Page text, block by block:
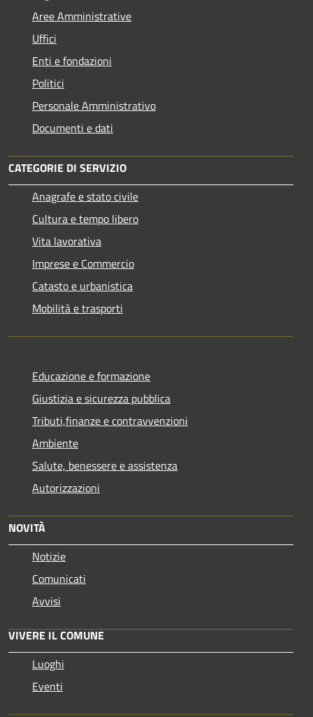
Aree Amministrative
Uffici
Enti e fondazioni
Politici
Personale Amministrativo
Documenti e dati
CATEGORIE DI SERVIZIO
Anagrafe e stato civile
Cultura e tempo libero
Vita lavorativa
Imprese e Commercio
Catasto e urbanistica
Mobilità e trasporti
Educazione e formazione
Giustizia e sicurezza pubblica
Tributi,finanze e contravvenzioni
Ambiente
Salute, benessere e assistenza
Autorizzazioni
NOVITÀ
Notizie
Comunicati
Avvisi
VIVERE IL COMUNE
Luoghi
Eventi